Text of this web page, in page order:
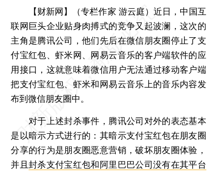
【财新网】（专栏作家 游云庭）近日，中国互
联网巨头企业贴身肉搏式的竞争又起波澜，这次的
主角是腾讯公司，他们先后在微信朋友圈停止了支
付宝红包、虾米网、网易云音乐的客户端软件的应
用接口，这就意味着微信用户无法通过移动客户端
把支付宝红包、虾米和网易云音乐上的音乐内容发
布到微信朋友圈中。
对于上述封杀事件，腾讯公司对外的表态基本
是以暗示方式进行的：其暗示支付宝红包在朋友圈
分享的行为是朋友圈恶意营销，破坏朋友圈体验，
并且封杀支付宝红包和阿里巴巴公司没有在其平台